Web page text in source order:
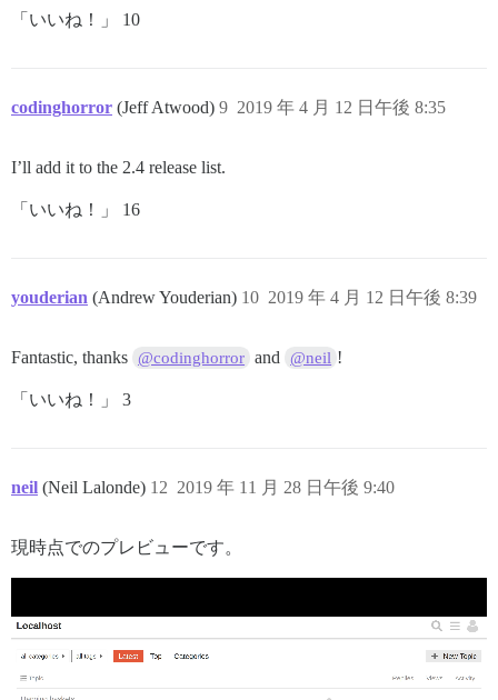
「いいね！」 10
codinghorror (Jeff Atwood) 2019 年 4 月 12 日午後 8:35
9
I’ll add it to the 2.4 release list.
「いいね！」 16
youderian (Andrew Youderian) 2019 年 4 月 12 日午後 8:39
10
Fantastic, thanks @codinghorror and @neil !
「いいね！」 3
neil (Neil Lalonde) 2019 年 11 月 28 日午後 9:40
12
現時点でのプレビューです。